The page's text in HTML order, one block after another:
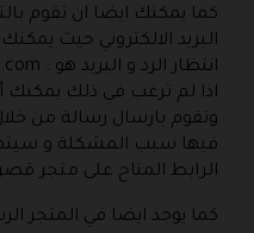
كما يمكنك ايضا ان تقوم
البريد الالكتروني حيث
انتظار الرد و البريد هو :
اذا لم ترغب في ذلك يمكنك
وتقوم بارسال رسالة من
فيها سبب المشكلة و
الرابط المتاح على متجر قصر
كما يوجد ايضا في المتجر